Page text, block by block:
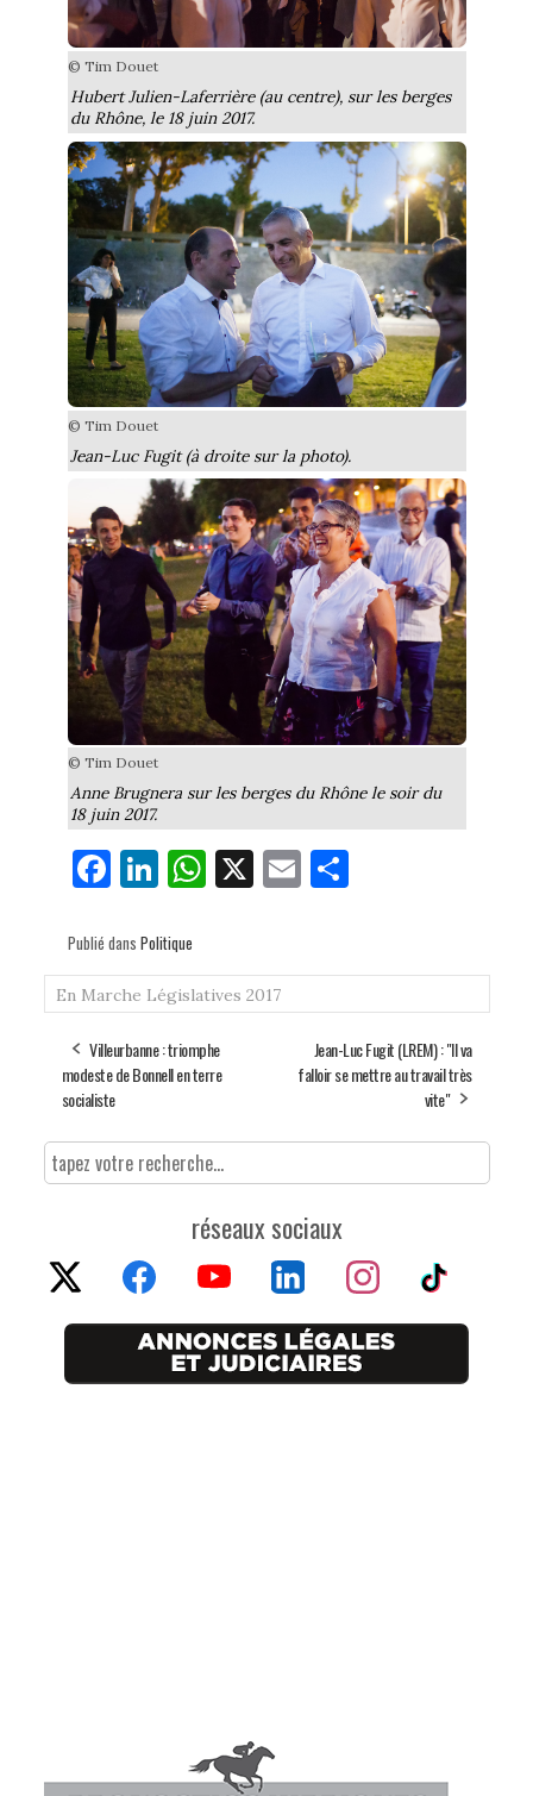
© Tim Douet
Hubert Julien-Laferrière (au centre), sur les berges
du Rhône, le 18 juin 2017.
© Tim Douet
Jean-Luc Fugit (à droite sur la photo).
© Tim Douet
Anne Brugnera sur les berges du Rhône le soir du
18 juin 2017.
Fa
ce
bo
ok
Li
nk
ed
In
W
ha
Ap
p
X E
m
Pa
er
Publié dans Politique
En Marche Législatives 2017
Villeurbanne : triomphe
modeste de Bonnell en terre
socialiste
Jean-Luc Fugit (LREM) : "Il va
falloir se mettre au travail très
vite"
réseaux sociaux